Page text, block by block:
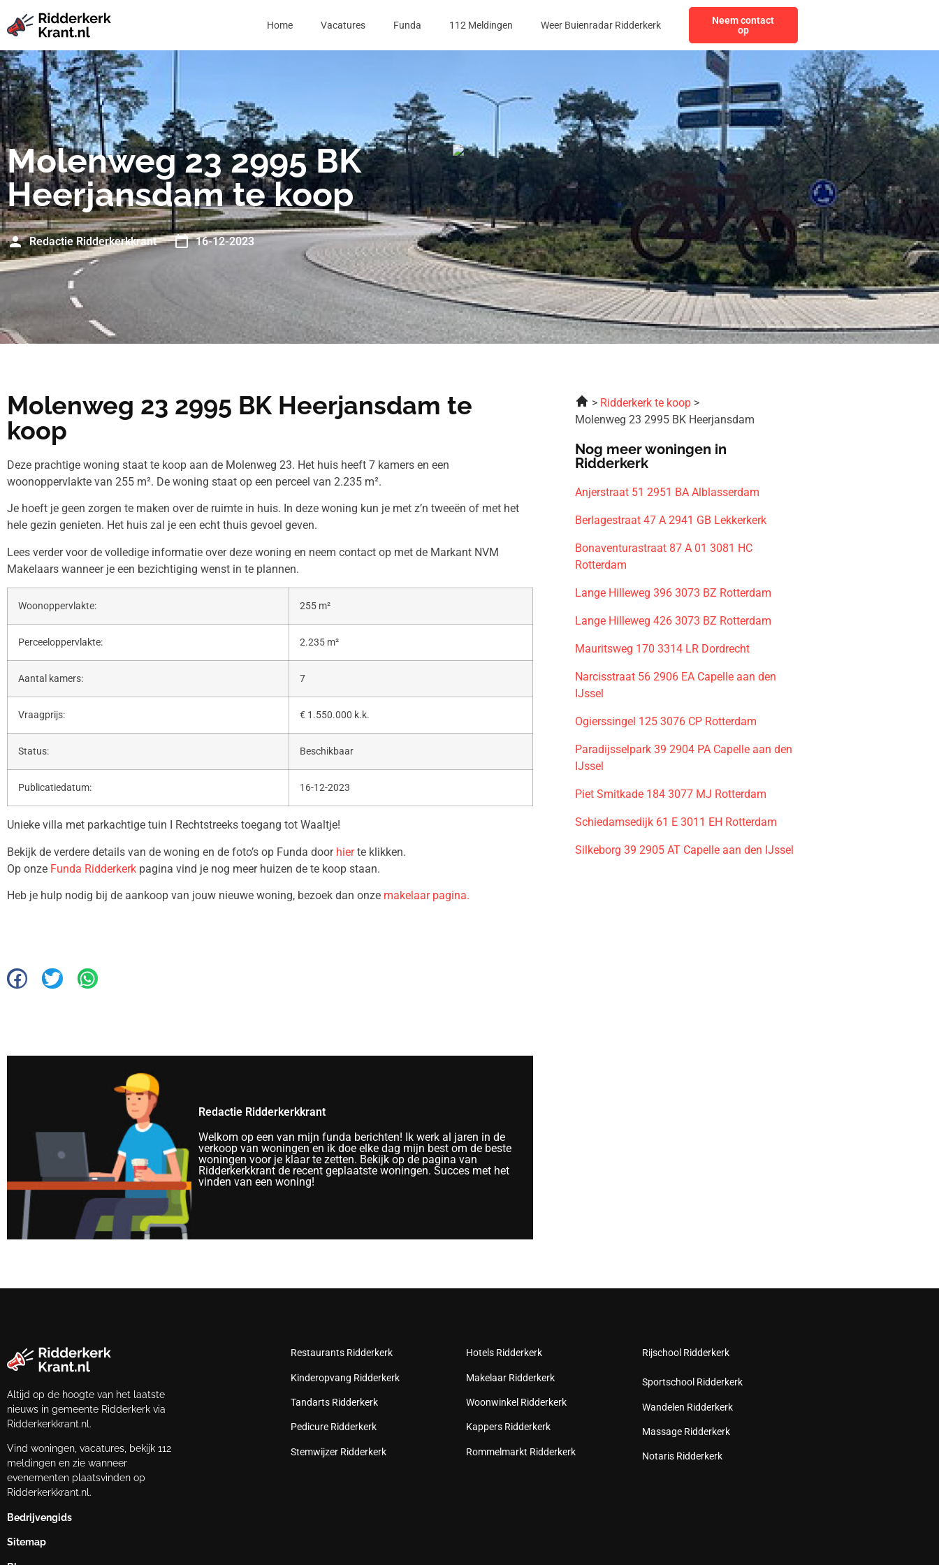
Home Vacatures Funda 112 Meldingen Weer Buienradar Ridderkerk
Neem contact
op
Molenweg 23 2995 BK
Heerjansdam te koop
Redactie Ridderkerkkrant 16-12-2023
Molenweg 23 2995 BK Heerjansdam te
koop
Deze prachtige woning staat te koop aan de Molenweg 23. Het huis heeft 7 kamers en een
woonoppervlakte van 255 m². De woning staat op een perceel van 2.235 m².
Je hoeft je geen zorgen te maken over de ruimte in huis. In deze woning kun je met z’n tweeën of met het
hele gezin genieten. Het huis zal je een echt thuis gevoel geven.
Lees verder voor de volledige informatie over deze woning en neem contact op met de Markant NVM
Makelaars wanneer je een bezichtiging wenst in te plannen.
Woonoppervlakte: 255 m²
Perceeloppervlakte: 2.235 m²
Aantal kamers: 7
Vraagprijs: € 1.550.000 k.k.
Status: Beschikbaar
Publicatiedatum: 16-12-2023
Unieke villa met parkachtige tuin I Rechtstreeks toegang tot Waaltje!
Bekijk de verdere details van de woning en de foto’s op Funda door hierte klikken.
Op onze Funda Ridderkerk pagina vind je nog meer huizen de te koop staan.
Heb je hulp nodig bij de aankoop van jouw nieuwe woning, bezoek dan onze makelaar pagina.
Redactie Ridderkerkkrant
Welkom op een van mijn funda berichten! Ik werk al jaren in de
verkoop van woningen en ik doe elke dag mijn best om de beste
woningen voor je klaar te zetten. Bekijk op de pagina van
Ridderkerkkrant de recent geplaatste woningen. Succes met het
vinden van een woning!
Ridderkerk te koop
Molenweg 23 2995 BK Heerjansdam
Nog meer woningen in
Ridderkerk
Anjerstraat 51 2951 BA Alblasserdam
Berlagestraat 47 A 2941 GB Lekkerkerk
Bonaventurastraat 87 A 01 3081 HC
Rotterdam
Lange Hilleweg 396 3073 BZ Rotterdam
Lange Hilleweg 426 3073 BZ Rotterdam
Mauritsweg 170 3314 LR Dordrecht
Narcisstraat 56 2906 EA Capelle aan den
IJssel
Ogierssingel 125 3076 CP Rotterdam
Paradijsselpark 39 2904 PA Capelle aan den
IJssel
Piet Smitkade 184 3077 MJ Rotterdam
Schiedamsedijk 61 E 3011 EH Rotterdam
Silkeborg 39 2905 AT Capelle aan den IJssel
Altijd op de hoogte van het laatste
nieuws in gemeente Ridderkerk via
Ridderkerkkrant.nl.
Vind woningen, vacatures, bekijk 112
meldingen en zie wanneer
evenementen plaatsvinden op
Ridderkerkkrant.nl.
Bedrijvengids
Sitemap
Restaurants Ridderkerk
Kinderopvang Ridderkerk
Tandarts Ridderkerk
Pedicure Ridderkerk
Stemwijzer Ridderkerk
Hotels Ridderkerk
Makelaar Ridderkerk
Woonwinkel Ridderkerk
Kappers Ridderkerk
Rommelmarkt Ridderkerk
Rijschool Ridderkerk
Sportschool Ridderkerk
Wandelen Ridderkerk
Massage Ridderkerk
Notaris Ridderkerk